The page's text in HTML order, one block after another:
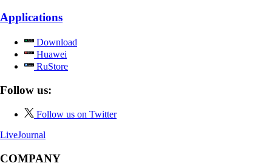
Applications
Download
Huawei
RuStore
Follow us:
Follow us on Twitter
LiveJournal
COMPANY